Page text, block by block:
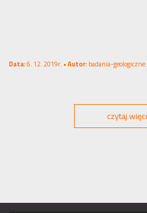
Data:6. 12. 2019r. •Autor:badania-
czytaj